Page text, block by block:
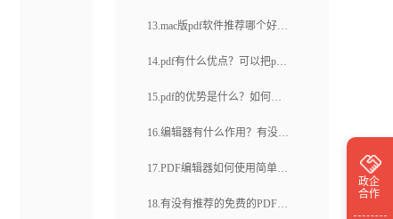
不好？怎样在线编辑pdf文件？
13.mac版pdf软件推荐哪个好？
有哪些特点？
14.pdf有什么优点？可以把pdf
转为word吗？
15.pdf的优势是什么？如何选
择pdf 编辑器呢？
16.编辑器有什么作用？有没有
值得推荐的pdf编辑器在线版？
17.PDF编辑器如何使用简单易
懂？如何高效使用PDF编辑
18.有没有推荐的免费的PDF在
政企
合作